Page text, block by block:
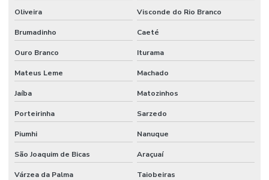
Mangueira Epdm Para Água Quente Em Minas Gerais
Mangueira Hidráulica
Mangueira Hidráulica 100r14 Alta Pressão
Mangueira Hidráulica 100r15
Mangueira Hidráulica Alta Pressão
Mangueira Hidráulica Alta Pressão 100r2at
Mangueira Hidráulica Com Espirais De Aço
Mangueira Hidráulica De Alta Pressão Em Minas Gerais
Oliveira Visconde do Rio Branco
Brumadinho Caeté
Ouro Branco Iturama
Mateus Leme Machado
Jaíba Matozinhos
Porteirinha Sarzedo
Piumhi Nanuque
São Joaquim de Bicas Araçuaí
Várzea da Palma Taiobeiras